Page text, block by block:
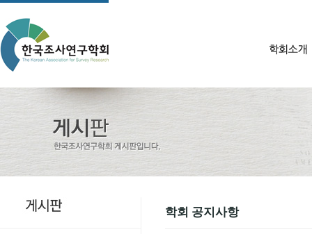
학회 공지사항